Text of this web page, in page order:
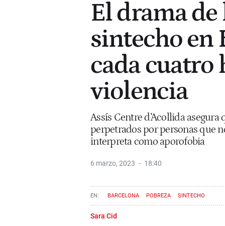
El drama
sintecho en
cada cuatro
violencia
Assís Centre d’Acollida asegura
perpetrados por personas que
interpreta como aporofobia
6 marzo, 2023 18:40
BARCELONA POBREZA SINTECHO
Sara Cid